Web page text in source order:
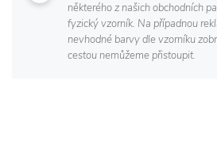
některého z našich obchodních
fyzický vzorník. Na případnou
nevhodné barvy dle vzorníku
cestou nemůžeme přistoupit.